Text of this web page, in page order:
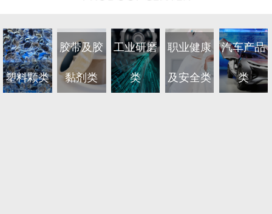
塑料颗类
胶带及胶
黏剂类
工业研磨
类
职业健康
及安全类
汽车产品
类